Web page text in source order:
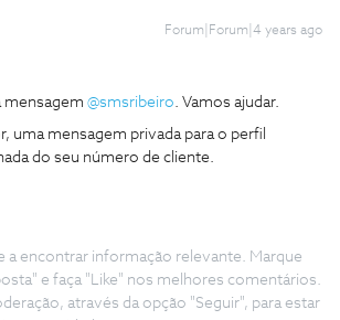
Forum|Forum|4 years ago
mensagem @smsribeiro. Vamos ajudar.
uma mensagem privada para o perfil
do seu número de cliente.
a encontrar informação relevante. Marque
e faça "Like" nos melhores comentários.
através da opção "Seguir", para estar